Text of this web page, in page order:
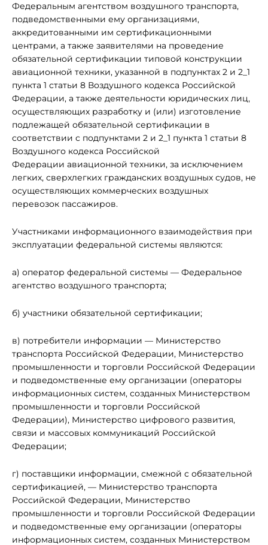
Федеральным агентством воздушного транспорта,
подведомственными ему организациями,
аккредитованными им сертификационными
центрами, а также заявителями на проведение
обязательной сертификации типовой конструкции
авиационной техники, указанной в подпунктах 2 и 2_1
пункта 1 статьи 8 Воздушного кодекса Российской
Федерации, а также деятельности юридических лиц,
осуществляющих разработку и (или) изготовление
подлежащей обязательной сертификации в
соответствии с подпунктами 2 и 2_1 пункта 1 статьи 8
Воздушного кодекса Российской
Федерации авиационной техники, за исключением
легких, сверхлегких гражданских воздушных судов, не
осуществляющих коммерческих воздушных
перевозок пассажиров.
Участниками информационного взаимодействия при
эксплуатации федеральной системы являются:
а) оператор федеральной системы — Федеральное
агентство воздушного транспорта;
б) участники обязательной сертификации;
в) потребители информации — Министерство
транспорта Российской Федерации, Министерство
промышленности и торговли Российской Федерации
и подведомственные ему организации (операторы
информационных систем, созданных Министерством
промышленности и торговли Российской
Федерации), Министерство цифрового развития,
связи и массовых коммуникаций Российской
Федерации;
г) поставщики информации, смежной с обязательной
сертификацией, — Министерство транспорта
Российской Федерации, Министерство
промышленности и торговли Российской Федерации
и подведомственные ему организации (операторы
информационных систем, созданных Министерством